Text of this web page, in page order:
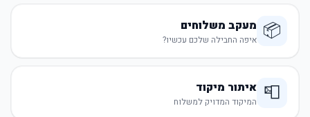
📦 מעקב משלוחים
איפה החבילה שלכם עכשיו?
📮 איתור מיקוד
המיקוד המדויק למשלוח